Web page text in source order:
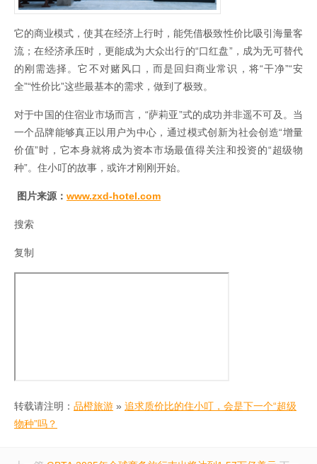
它的商业模式，使其在经济上行时，能凭借极致性价比吸引海量客
流；在经济承压时，更能成为大众出行的“口红盘”，成为无可替代
的刚需选择。它不对赌风口，而是回归商业常识，将“干净”“安
全”“性价比”这些最基本的需求，做到了极致。
对于中国的住宿业市场而言，“萨莉亚”式的成功并非遥不可及。当
一个品牌能够真正以用户为中心，通过模式创新为社会创造“增量
价值”时，它本身就将成为资本市场最值得关注和投资的“超级物
种”。住小叮的故事，或许才刚刚开始。
图片来源： www.zxd-hotel.com
搜索
复制
转载请注明： 品橙旅游 » 追求质价比的住小叮，会是下一个“超级
物种”吗？